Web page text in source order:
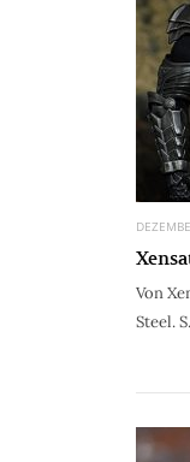
Von
Steel.